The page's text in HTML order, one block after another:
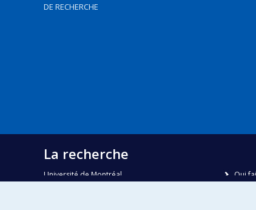
DE RECHERCHE
La recherche
Université de Montréal
Qui